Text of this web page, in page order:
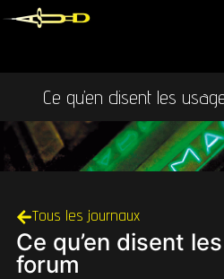
Ce qu’en disent les
Tous les journaux
Ce qu’en disent
forum